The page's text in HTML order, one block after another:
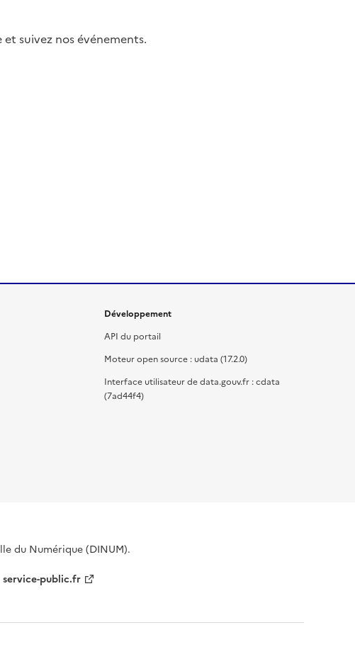
suivez nos événements.
Développement
API du portail
Moteur open source : udata (17.2.0)
Interface utilisateur de data.gouv.fr : cdata
(7ad44f4)
du Numérique (DINUM).
service-public.fr